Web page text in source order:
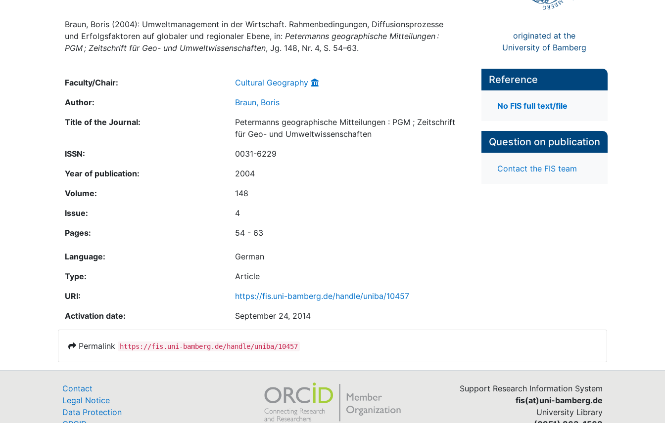
Braun, Boris (2004): Umweltmanagement in der Wirtschaft. Rahmenbedingungen, Diffusionsprozesse
und Erfolgsfaktoren auf globaler und regionaler Ebene, in: Petermanns geographische Mitteilungen :
PGM ; Zeitschrift für Geo- und Umweltwissenschaften, Jg. 148, Nr. 4, S. 54–63.
originated at the
University of Bamberg
Faculty/Chair:
Cultural Geography
Author:
Braun, Boris
Title of the Journal:
Petermanns geographische Mitteilungen : PGM ; Zeitschrift
für Geo- und Umweltwissenschaften
ISSN:
0031-6229
Year of publication:
2004
Volume:
148
Issue:
4
Pages:
54 - 63
Language:
German
Type:
Article
URI:
https://fis.uni-bamberg.de/handle/uniba/10457
Activation date:
September 24, 2014
Reference
No FIS full text/file
Question on publication
Contact the FIS team
Permalink https://fis.uni-bamberg.de/handle/uniba/10457
Contact
Legal Notice
Data Protection
Support Research Information System
fis(at)uni-bamberg.de
University Library